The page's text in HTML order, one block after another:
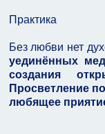
Практика
Без любви нет
уединённых
создания
Просветление
любящее